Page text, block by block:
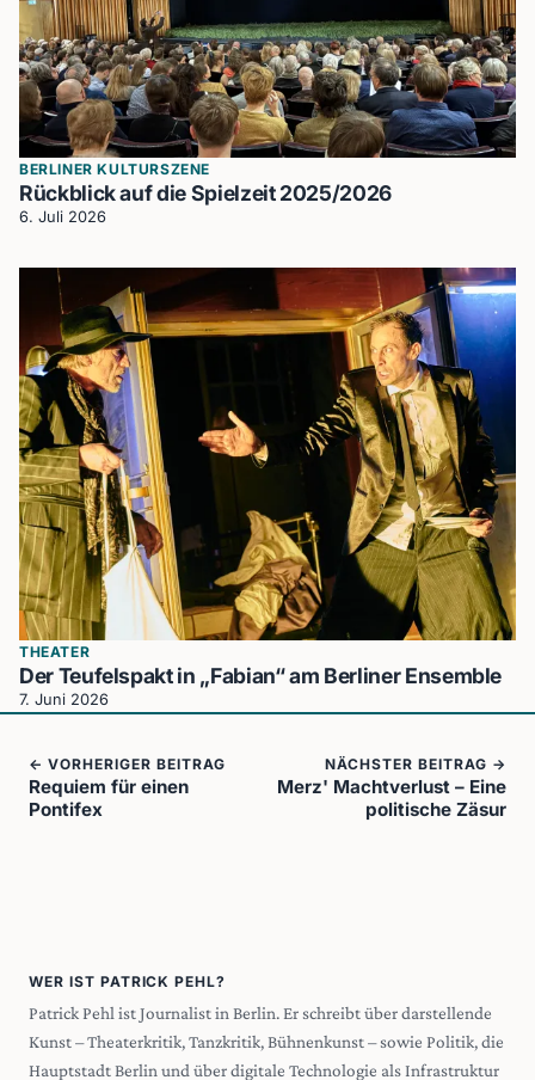
BERLINER KULTURSZENE
Rückblick auf die Spielzeit 2025/2026
6. Juli 2026
THEATER
Der Teufelspakt in „Fabian“ am Berliner Ensemble
7. Juni 2026
← VORHERIGER BEITRAG
Requiem für einen
Pontifex
NÄCHSTER BEITRAG →
Merz' Machtverlust – Eine
politische Zäsur
WER IST PATRICK PEHL?
Patrick Pehl ist Journalist in Berlin. Er schreibt über darstellende
Kunst – Theaterkritik, Tanzkritik, Bühnenkunst – sowie Politik, die
Hauptstadt Berlin und über digitale Technologie als Infrastruktur